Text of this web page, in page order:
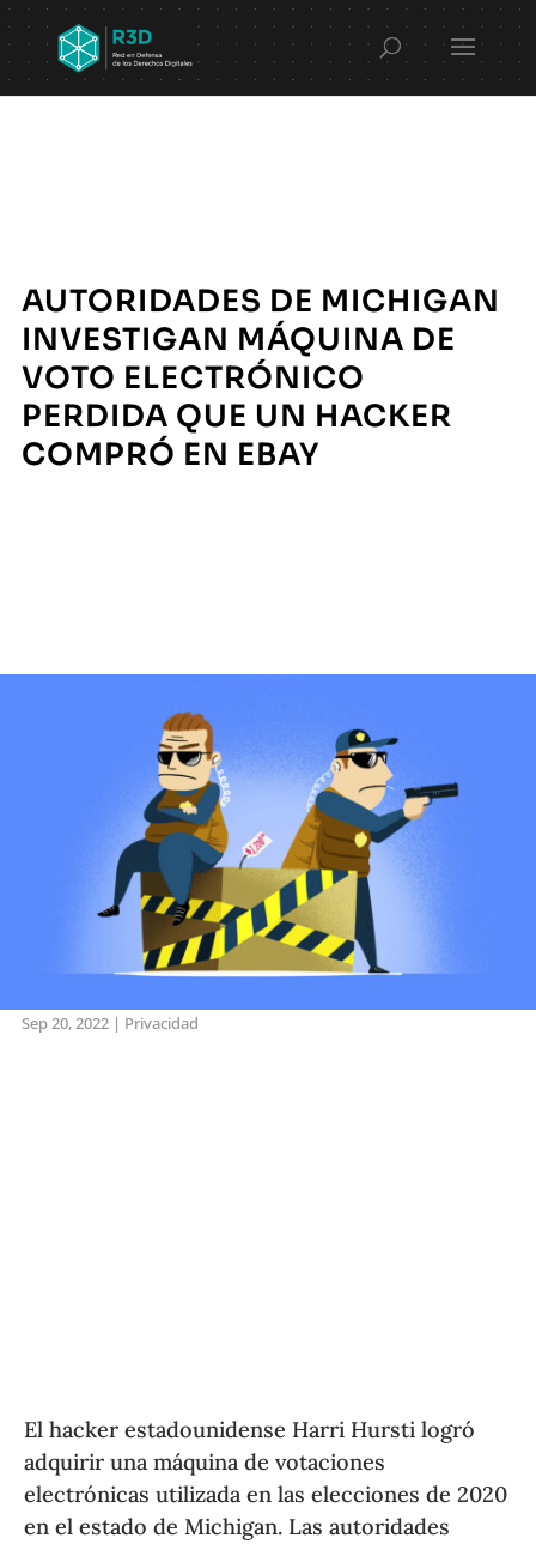
AUTORIDADES DE MICHIGAN
INVESTIGAN MÁQUINA DE
VOTO ELECTRÓNICO
PERDIDA QUE UN HACKER
COMPRÓ EN EBAY
Sep 20, 2022| Privacidad
El hacker estadounidense Harri Hursti logró
adquirir una máquina de votaciones
electrónicas utilizada en las elecciones de 2020
en el estado de Michigan. Las autoridades